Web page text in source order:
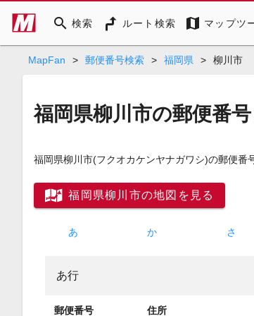
search 検索 ルート検索 map マップツ
MapFan > 郵便番号検索 > 福岡県 > 柳川市
福岡県柳川市の郵便番
福岡県柳川市(フクオカケンヤナガワシ)の郵便番
福岡県柳川市の地図を見る
あ か さ
あ行
郵便番号 住所